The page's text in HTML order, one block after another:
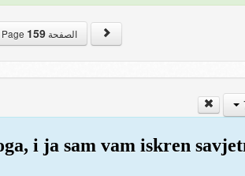
الصفحة Page159
i ja sam vam iskren